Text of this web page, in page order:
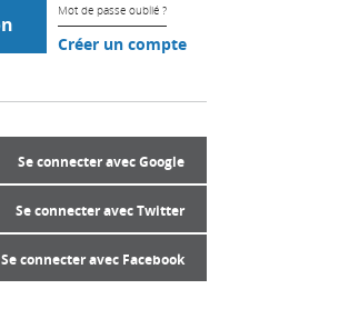
Mot de passe oublié ?
Créer un compte
Se connecter avec Google
Se connecter avec Twitter
Se connecter avec Facebook